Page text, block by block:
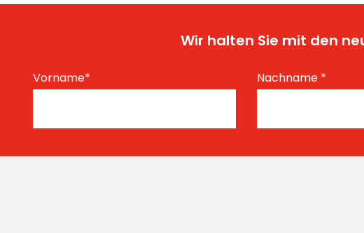
Wir halten Sie mit den
Vorname* Nachname *